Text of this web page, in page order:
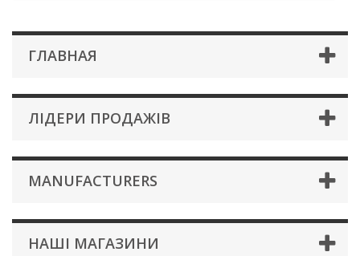
ГЛАВНАЯ
ЛІДЕРИ ПРОДАЖІВ
MANUFACTURERS
НАШІ МАГАЗИНИ